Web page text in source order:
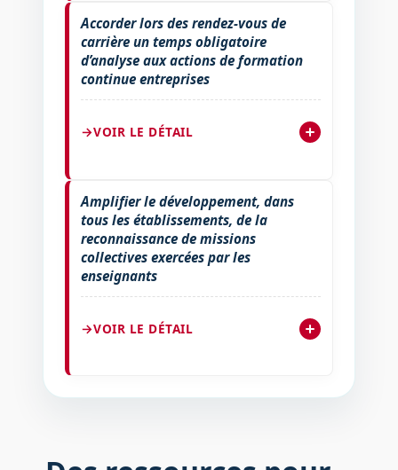
Accorder lors des rendez-vous de
carrière un temps obligatoire
d’analyse aux actions de formation
continue entreprises
VOIR LE DÉTAIL
Amplifier le développement, dans
tous les établissements, de la
reconnaissance de missions
collectives exercées par les
enseignants
VOIR LE DÉTAIL